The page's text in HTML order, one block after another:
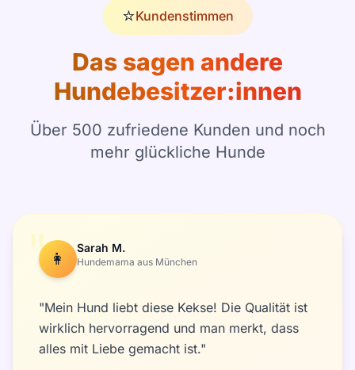
⭐Kundenstimmen
Das sagen andere
Hundebesitzer:innen
Über 500 zufriedene Kunden und noch
mehr glückliche Hunde
" 👩
Sarah M.
Hundemama aus München
"Mein Hund liebt diese Kekse! Die Qualität ist
wirklich hervorragend und man merkt, dass
alles mit Liebe gemacht ist."